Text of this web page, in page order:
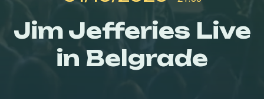
Jim Jefferies Live
in Belgrade